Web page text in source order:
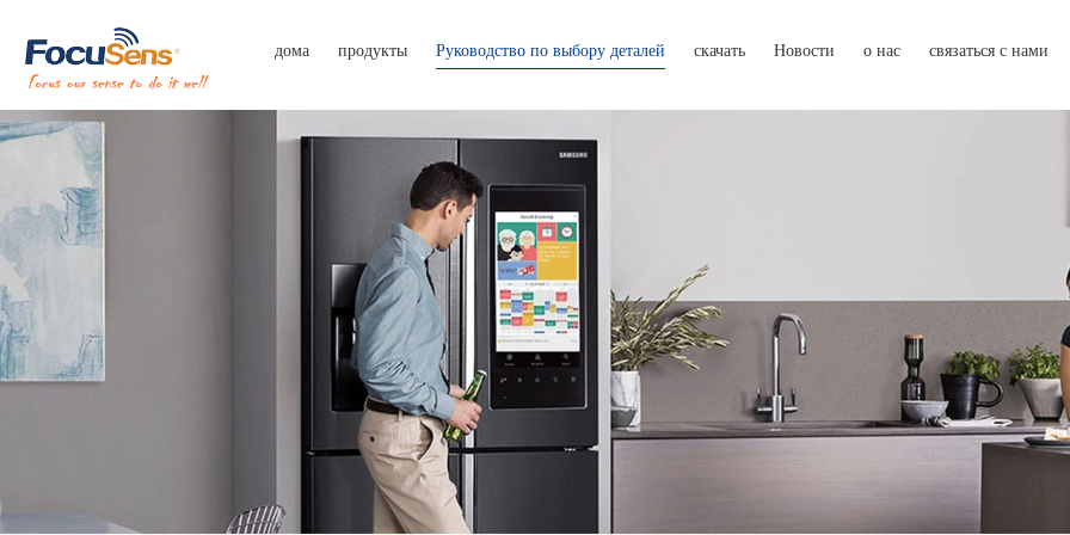
дома продукты Руководство по выбору деталей скачать Новости о нас связаться с нами